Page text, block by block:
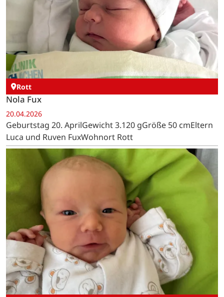
Rott
Nola Fux
20.04.2026
Geburtstag 20. AprilGewicht 3.120 gGröße 50 cmEltern
Luca und Ruven FuxWohnort Rott